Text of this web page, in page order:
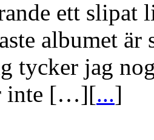
ett slipat
albumet
tycker jag
inte […][...]